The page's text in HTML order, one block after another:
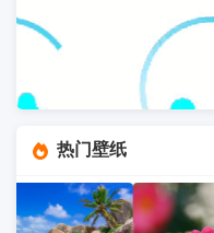
热门壁纸